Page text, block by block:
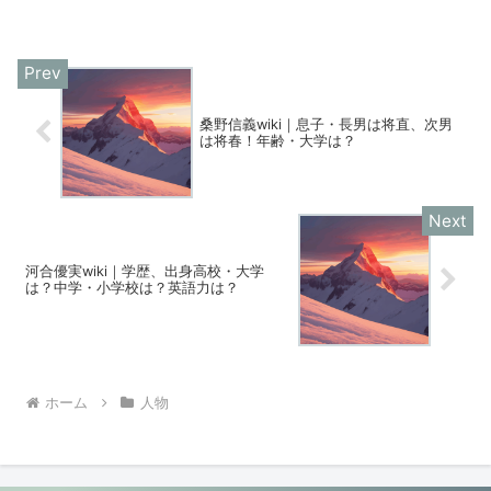
桑野信義wiki｜息子・長男は将直、次男
は将春！年齢・大学は？
河合優実wiki｜学歴、出身高校・大学
は？中学・小学校は？英語力は？
ホーム 人物